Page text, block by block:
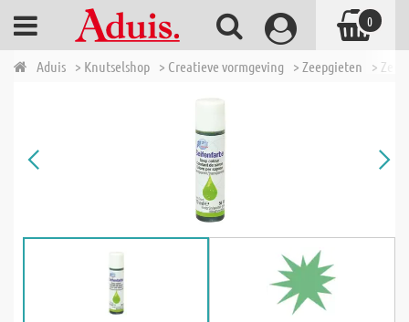
Aduis > Knutselshop > Creatieve vormgeving > Zeepgieten >
0